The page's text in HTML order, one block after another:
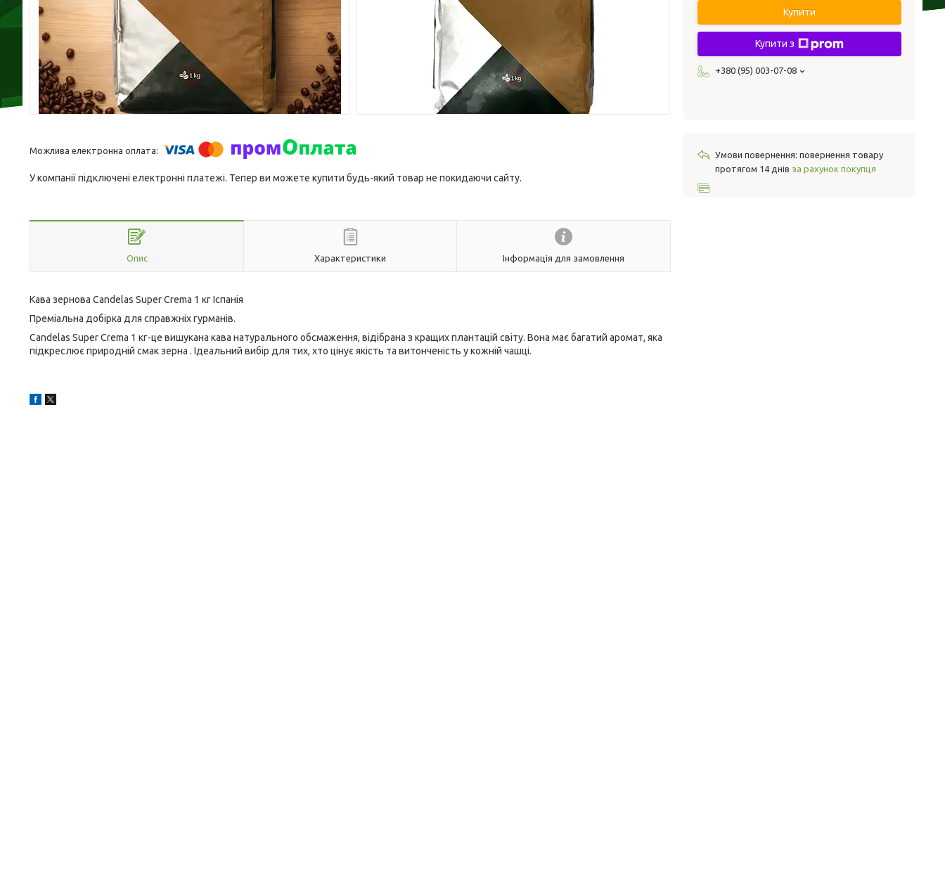
У компанії підключені електронні платежі. Тепер ви можете купити будь-який товар не покидаючи сайту.
Опис Характеристики Інформація для замовлення
Кава зернова Candelas Super Crema 1 кг Іспанія
Преміальна добірка для справжніх гурманів.
Candelas Super Crema 1 кг-це вишукана кава натурального обсмаження, відібрана з кращих плантацій світу. Вона має багатий аромат, яка
підкреслює природній смак зерна . Ідеальний вибір для тих, хто цінує якість та витонченість у кожній чашці.
Купити
Купити з
+380 (95) 003-07-08
повернення товару
протягом 14 днів за рахунок покупця